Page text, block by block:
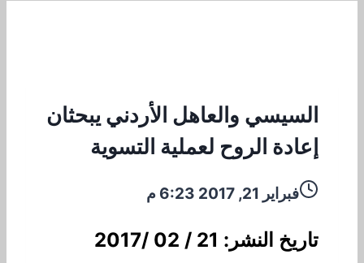
السيسي والعاهل الأردني يبحثان
إعادة الروح لعملية التسوية
فبراير 21, 2017 6:23 م
تاريخ النشر: 21 / 02 /2017